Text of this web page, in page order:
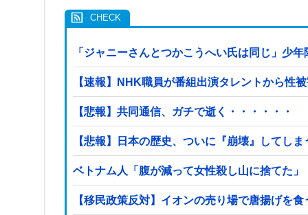
「ジャニーさんとつかこうへい氏は同じ」少
【速報】NHK職員が番組出演タレントから性
【悲報】共同通信、ガチで逝く・・・・・・
【悲報】日本の歴史、ついに『崩壊』してし
ベトナム人「腹が減って女性殺し山に捨てた」
【移民政策反対】イオンの売り場で唐揚げを